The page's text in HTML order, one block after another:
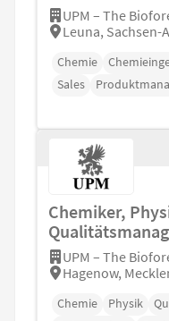
UPM – The
Leuna, Sachsen-
Chemie
Sales
Chemiker,
UPM – The
Hagenow,
Chemie Physik